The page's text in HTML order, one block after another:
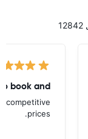
book and
competitive
prices.